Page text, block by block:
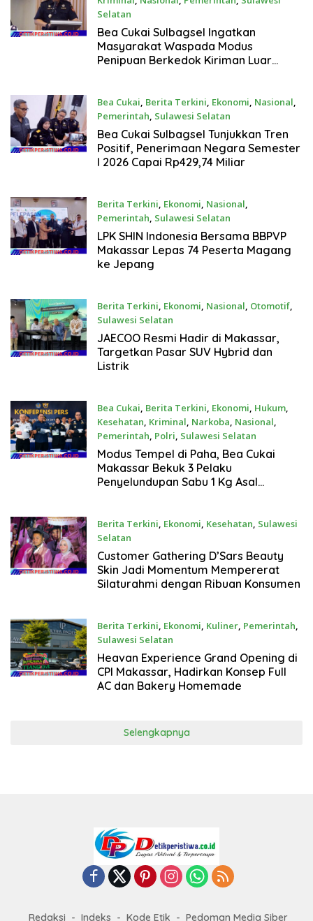
Selatan
Juli 15, 2026
Bea Cukai Sulbagsel Ingatkan
Masyarakat Waspada Modus
Penipuan Berkedok Kiriman Luar
Bea Cukai, Berita Terkini, Ekonomi, Nasional,
Pemerintah, Sulawesi Selatan
Juli 15, 2026
Bea Cukai Sulbagsel Tunjukkan Tren
Positif, Penerimaan Negara Semester
I 2026 Capai Rp429,74 Miliar
Berita Terkini, Ekonomi, Nasional,
Pemerintah, Sulawesi Selatan
Juli 14, 2026
LPK SHIN Indonesia Bersama BBPVP
Makassar Lepas 74 Peserta Magang
ke Jepang
Berita Terkini, Ekonomi, Nasional, Otomotif,
Sulawesi Selatan
Juli 8, 2026
JAECOO Resmi Hadir di Makassar,
Targetkan Pasar SUV Hybrid dan
Listrik
Bea Cukai, Berita Terkini, Ekonomi, Hukum,
Kesehatan, Kriminal, Narkoba, Nasional,
Pemerintah, Polri, Sulawesi Selatan
Juli 7, 2026
Modus Tempel di Paha, Bea Cukai
Makassar Bekuk 3 Pelaku
Penyelundupan Sabu 1 Kg Asal
Berita Terkini, Ekonomi, Kesehatan, Sulawesi
Selatan
Juni 28, 2026
Customer Gathering D’Sars Beauty
Skin Jadi Momentum Mempererat
Silaturahmi dengan Ribuan Konsumen
Berita Terkini, Ekonomi, Kuliner, Pemerintah,
Sulawesi Selatan
Juni 27, 2026
Heavan Experience Grand Opening di
CPI Makassar, Hadirkan Konsep Full
AC dan Bakery Homemade
Selengkapnya
Redaksi Indeks Kode Etik Pedoman Media Siber